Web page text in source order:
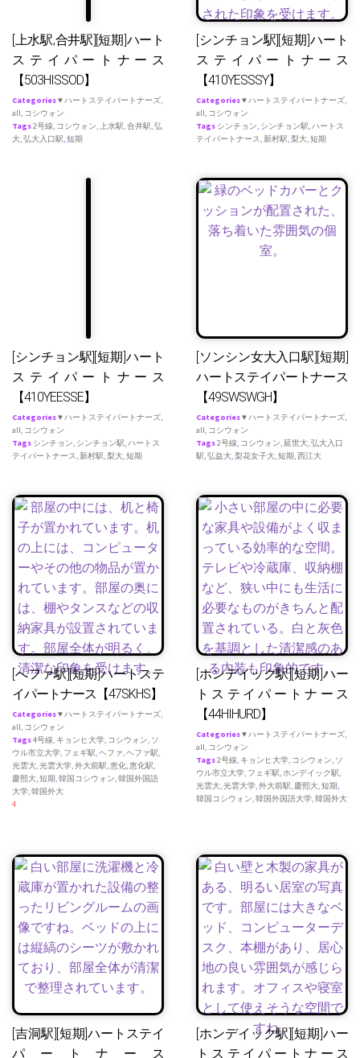
[上水駅,合井駅][短期]ハート
ステイパートナース
【503HISSOD】
Categories♥ ハートステイパートナーズ,
all, コシウォン
Tags2号線, コシウォン, 上水駅,合井駅,弘
大,弘大入口駅,短期
[シンチョン駅][短期]ハート
ステイパートナース
【410YESSSY】
Categories♥ ハートステイパートナーズ,
all, コシウォン
Tags シンチョン, シンチョン駅,ハートス
テイパートナース,新村駅,梨大,短期
[シンチョン駅][短期]ハート
ステイパートナース
【410YEESSE】
Categories♥ ハートステイパートナーズ,
all, コシウォン
Tags シンチョン, シンチョン駅,ハートス
テイパートナース,新村駅,梨大,短期
[ソンシン女大入口駅][短期]
ハートステイパートナース
【49SWSWGH】
Categories♥ ハートステイパートナーズ,
all, コシウォン
Tags2号線, コシウォン,延世大,弘大入口
駅,弘益大,梨花女子大,短期,西江大
[へファ駅][短期]ハートステ
イパートナース【47SKHS】
Categories♥ ハートステイパートナーズ,
all, コシウォン
Tags4号線, キョンヒ大学, コシウォン, ソ
ウル市立大学, フェギ駅,ヘファ,ヘファ駅,
光雲大,光雲大学,外大前駅,恵化,恵化駅,
慶熙大,短期,韓国コシウォン,韓国外国語
大学,韓国外大
4
[ホンデイック駅][短期]ハー
トステイパートナース
【44HIHURD】
Categories♥ ハートステイパートナーズ,
all, コシウォン
Tags2号線, キョンヒ大学, コシウォン, ソ
ウル市立大学, フェギ駅,ホンデイック駅,
光雲大,光雲大学,外大前駅, 慶熙大,短期,
韓国コシウォン,韓国外国語大学,韓国外大
[吉洞駅][短期]ハートステイ
パートナース
[ホンデイック駅][短期]ハー
トステイパートナース